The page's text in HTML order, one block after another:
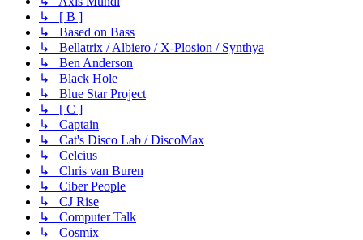
↳ [ B ]
↳ Based on Bass
↳ Bellatrix / Albiero / X-Plosion / Synthya
↳ Ben Anderson
↳ Black Hole
↳ Blue Star Project
↳ [ C ]
↳ Captain
↳ Cat's Disco Lab / DiscoMax
↳ Celcius
↳ Chris van Buren
↳ Ciber People
↳ CJ Rise
↳ Computer Talk
↳ Cosmix